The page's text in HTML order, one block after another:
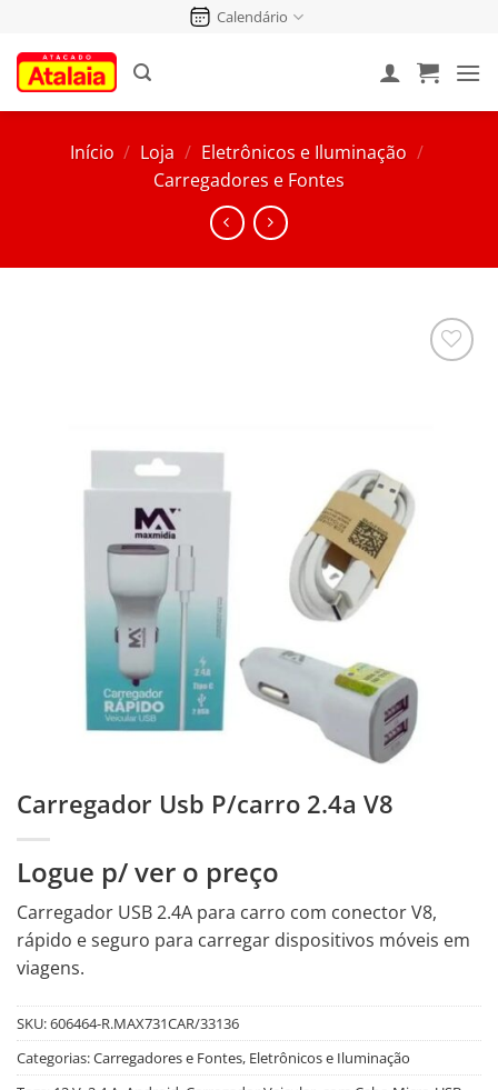
conteúdo
Calendário
Início / Loja / Eletrônicos e Iluminação /
Carregadores e Fontes
Carregador Usb P/carro 2.4a V8
Logue p/ ver o preço
Carregador USB 2.4A para carro com conector V8,
rápido e seguro para carregar dispositivos móveis em
viagens.
SKU:606464-R.MAX731CAR/33136
Categorias:Carregadores e Fontes, Eletrônicos e Iluminação